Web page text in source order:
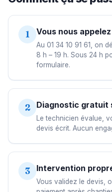
1 Vous nous appelez
Au 01 34 10 91 61, on
8 h – 19 h. Sous 24 h
formulaire.
2 Diagnostic gratuit
Le technicien évalue,
devis écrit. Aucun
3 Intervention
Vous validez le devis,